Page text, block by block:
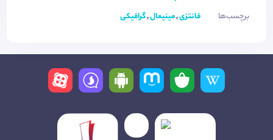
برچسب‌ها
فانتزی,مینیمال,گرافیکی